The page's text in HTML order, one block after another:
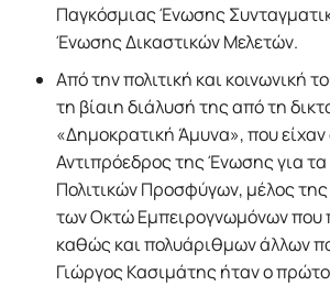
Παγκόσμιας Ένωσης
Ένωσης Δικαστικών Μελετών.
Από την πολιτική και
τη βίαιη διάλυσή της από τη
«Δημοκρατική Άμυνα», που
Αντιπρόεδρος της Ένωσης για
Πολιτικών Προσφύγων, μέλος
των Οκτώ Εμπειρογνωμόνων που
καθώς και πολυάριθμων άλλων
Γιώργος Κασιμάτης ήταν ο